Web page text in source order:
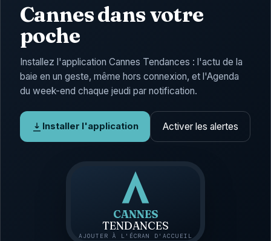
Cannes dans votre
poche
Installez l'application Cannes Tendances : l'actu de la
baie en un geste, même hors connexion, et l'Agenda
du week-end chaque jeudi par notification.
Installer l'application Activer les alertes
CANNES
TENDANCES
AJOUTER À L'ÉCRAN D'ACCUEIL